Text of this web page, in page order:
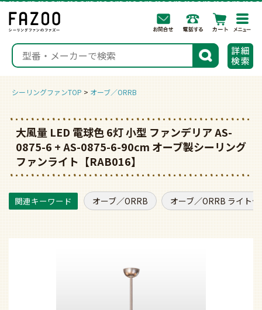
検索
シーリングファンTOP オーブ／ORRB
大風量 LED 電球色 6灯 小型 ファンデリア AS-
0875-6 + AS-0875-6-90cm オーブ製シーリング
ファンライト【RAB016】
オーブ／ORRB オーブ／ORRB ライト